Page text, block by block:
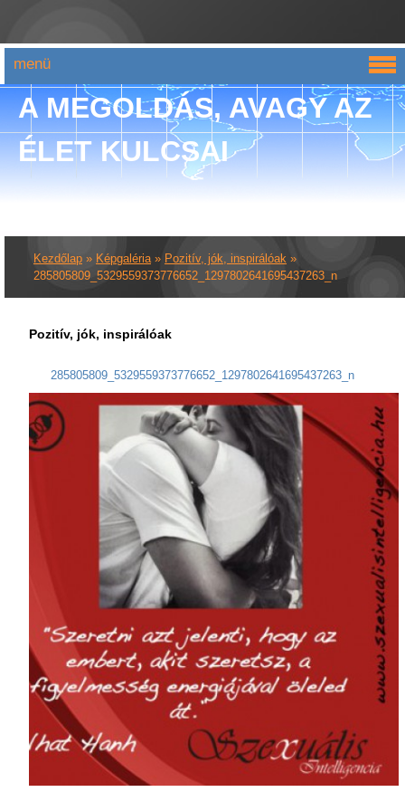
A MEGOLDÁS, AVAGY AZ
ÉLET KULCSAI
Kezdőlap » Képgaléria» Pozitív, jók, inspirálóak »
285805809_5329559373776652_1297802641695437263_n
Pozitív, jók, inspirálóak
285805809_5329559373776652_1297802641695437263_n
menü